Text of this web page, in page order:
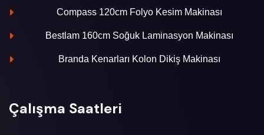
Compass 120cm Folyo Kesim Makinası
Bestlam 160cm Soğuk Laminasyon Makinası
Branda Kenarları Kolon Dikiş Makinası
Çalışma Saatleri